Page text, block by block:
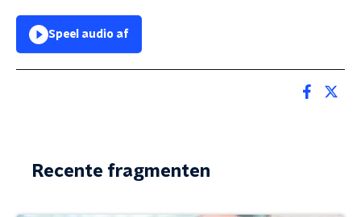
Speel audio af
Recente fragmenten